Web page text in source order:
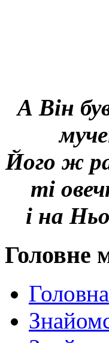
А Він
Його ж
ті
і на
Головне
Головна